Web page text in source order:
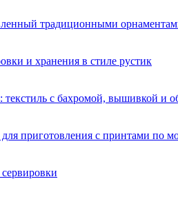
традиционными
и хранения в стиле рустик
текстиль с бахромой, вышивкой и
для приготовления с принтами по